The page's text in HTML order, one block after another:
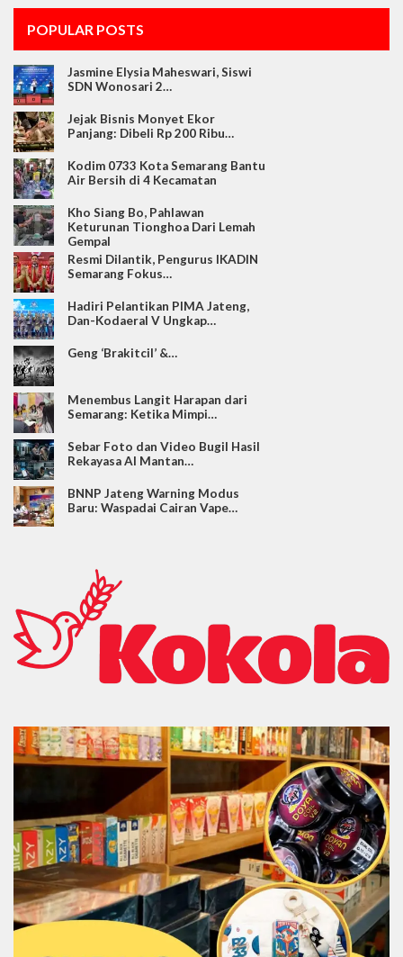
POPULAR POSTS
Jasmine Elysia Maheswari, Siswi
SDN Wonosari 2…
Jejak Bisnis Monyet Ekor
Panjang: Dibeli Rp 200 Ribu…
Kodim 0733 Kota Semarang Bantu
Air Bersih di 4 Kecamatan
Kho Siang Bo, Pahlawan
Keturunan Tionghoa Dari Lemah
Gempal
Resmi Dilantik, Pengurus IKADIN
Semarang Fokus…
Hadiri Pelantikan PIMA Jateng,
Dan-Kodaeral V Ungkap…
Geng ‘Brakitcil’ &…
Menembus Langit Harapan dari
Semarang: Ketika Mimpi…
Sebar Foto dan Video Bugil Hasil
Rekayasa AI Mantan…
BNNP Jateng Warning Modus
Baru: Waspadai Cairan Vape…